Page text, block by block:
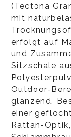
(Tectona
mit
erfolgt auf
und
Sitzschale
Outdoor-
glänzend.
einer
Rattan-